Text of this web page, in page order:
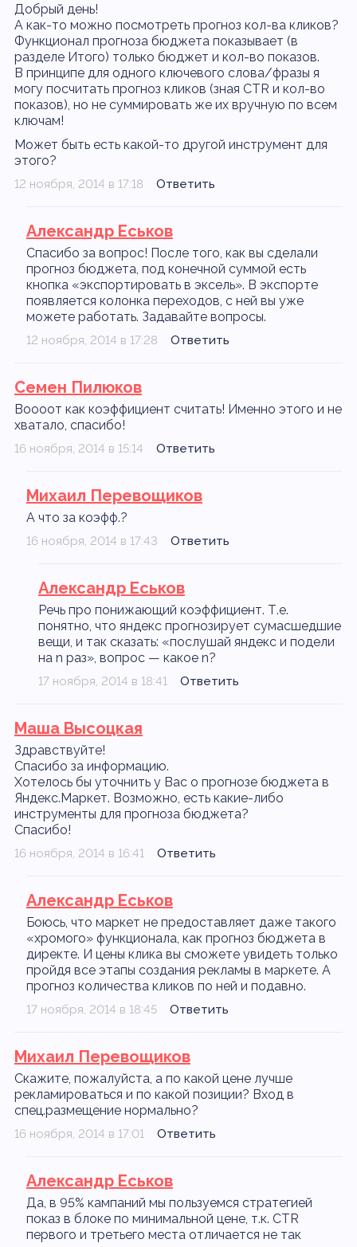
Добрый день!
А как-то можно посмотреть прогноз кол-ва кликов?
Функционал прогноза бюджета показывает (в
разделе Итого) только бюджет и кол-во показов.
В принципе для одного ключевого слова/фразы я
могу посчитать прогноз кликов (зная CTR и кол-во
показов), но не суммировать же их вручную по всем
ключам!
Может быть есть какой-то другой инструмент для
этого?
12 ноября, 2014 в 17:18 Ответить
Александр Еськов
Спасибо за вопрос! После того, как вы сделали
прогноз бюджета, под конечной суммой есть
кнопка «экспортировать в эксель». В экспорте
появляется колонка переходов, с ней вы уже
можете работать. Задавайте вопросы.
12 ноября, 2014 в 17:28 Ответить
Семен Пилюков
Воооот как коэффициент считать! Именно этого и не
хватало, спасибо!
16 ноября, 2014 в 15:14 Ответить
Михаил Перевощиков
А что за коэфф.?
16 ноября, 2014 в 17:43 Ответить
Александр Еськов
Речь про понижающий коэффициент. Т.е.
понятно, что яндекс прогнозирует сумасшедшие
вещи, и так сказать: «послушай яндекс и подели
на n раз», вопрос — какое n?
17 ноября, 2014 в 18:41 Ответить
Маша Высоцкая
Здравствуйте!
Спасибо за информацию.
Хотелось бы уточнить у Вас о прогнозе бюджета в
Яндекс.Маркет. Возможно, есть какие-либо
инструменты для прогноза бюджета?
Спасибо!
16 ноября, 2014 в 16:41 Ответить
Александр Еськов
Боюсь, что маркет не предоставляет даже такого
«хромого» функционала, как прогноз бюджета в
директе. И цены клика вы сможете увидеть только
пройдя все этапы создания рекламы в маркете. А
прогноз количества кликов по ней и подавно.
17 ноября, 2014 в 18:45 Ответить
Михаил Перевощиков
Скажите, пожалуйста, а по какой цене лучше
рекламироваться и по какой позиции? Вход в
спец.размещение нормально?
16 ноября, 2014 в 17:01 Ответить
Александр Еськов
Да, в 95% кампаний мы пользуемся стратегией
показ в блоке по минимальной цене, т.к. CTR
первого и третьего места отличается не так